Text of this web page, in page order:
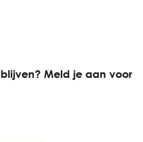
Meld je aan voor